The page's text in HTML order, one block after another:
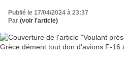
Publié le 17/04/2024 à 23:37
Par (voir l'article)